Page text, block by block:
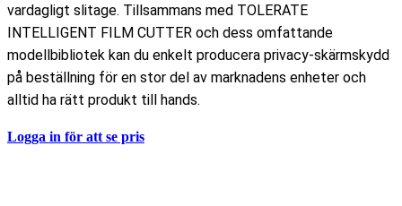
vardagligt slitage. Tillsammans med TOLERATE
INTELLIGENT FILM CUTTER och dess omfattande
modellbibliotek kan du enkelt producera privacy-skärmskydd
på beställning för en stor del av marknadens enheter och
alltid ha rätt produkt till hands.
Logga in för att se pris